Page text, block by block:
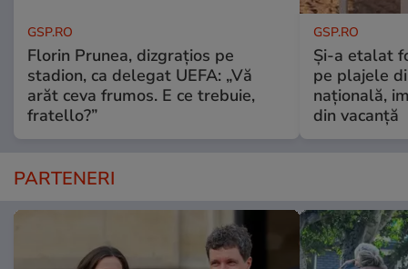
GSP.RO
Florin Prunea, dizgrațios pe
stadion, ca delegat UEFA: „Vă
arăt ceva frumos. E ce trebuie,
fratello?”
GSP.RO
Și-a etalat
pe plajele
națională,
din vacanță
PARTENERI